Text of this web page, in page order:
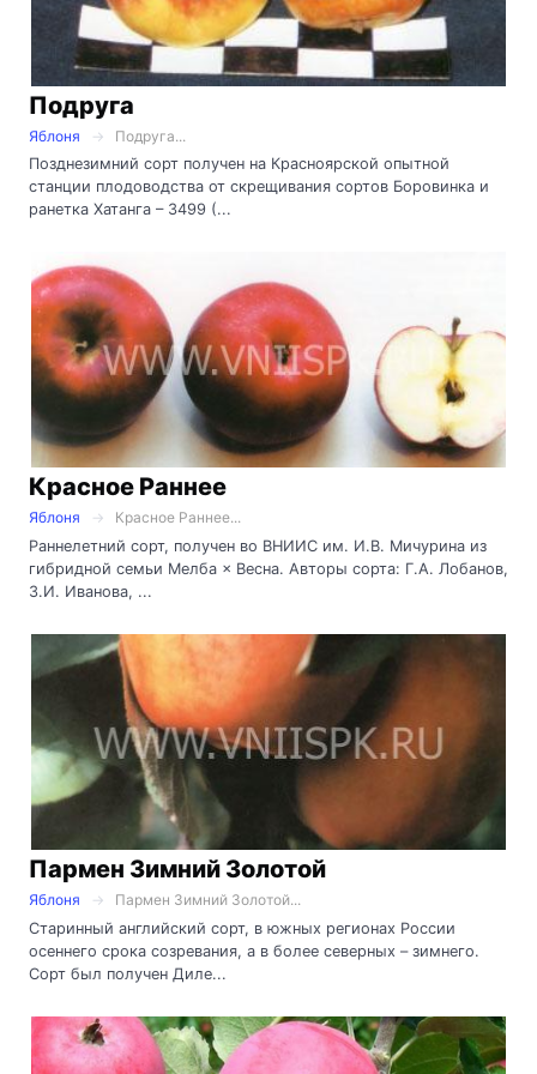
Подруга
Яблоня
Подруга...
Позднезимний сорт получен на Красноярской опытной
станции плодоводства от скрещивания сортов Боровинка и
ранетка Хатанга – 3499 (...
Красное Раннее
Яблоня
Красное Раннее...
Раннелетний сорт, получен во ВНИИС им. И.В. Мичурина из
гибридной семьи Мелба × Весна. Авторы сорта: Г.А. Лобанов,
З.И. Иванова, ...
Пармен Зимний Золотой
Яблоня
Пармен Зимний Золотой...
Старинный английский сорт, в южных регионах России
осеннего срока созревания, а в более северных – зимнего.
Сорт был получен Диле...